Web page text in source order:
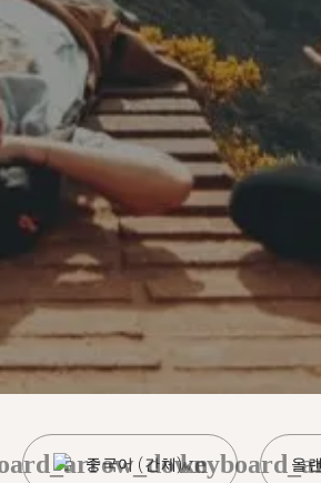
중국어 (간체) 올